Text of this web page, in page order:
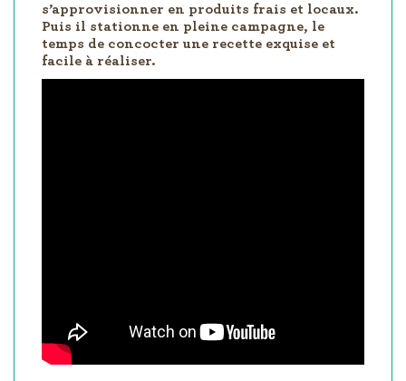
s’approvisionner en produits frais et locaux.
Puis il stationne en pleine campagne, le
temps de concocter une recette exquise et
facile à réaliser.